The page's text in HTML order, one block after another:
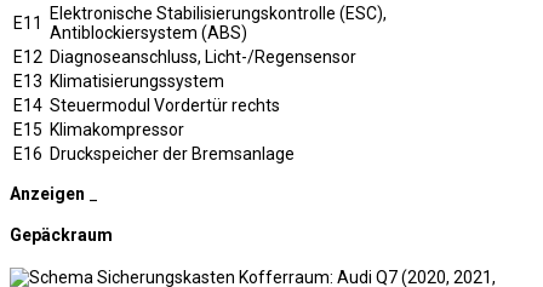
E11
Elektronische Stabilisierungskontrolle (ESC),
Antiblockiersystem (ABS)
E12 Diagnoseanschluss, Licht-/Regensensor
E13 Klimatisierungssystem
E14 Steuermodul Vordertür rechts
E15 Klimakompressor
E16 Druckspeicher der Bremsanlage
Anzeigen
Gepäckraum